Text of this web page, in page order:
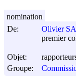
De:
Olivier
premier
Objet:
Groupe:
nomination